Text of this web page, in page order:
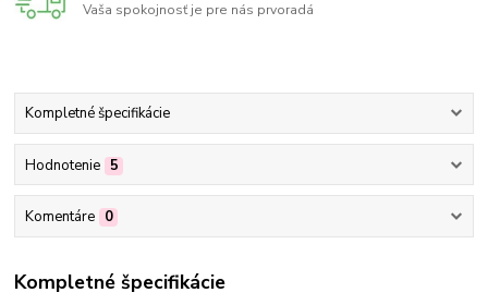
Vaša spokojnosť je pre nás prvoradá
Kompletné špecifikácie
Hodnotenie 5
Komentáre 0
Kompletné špecifikácie